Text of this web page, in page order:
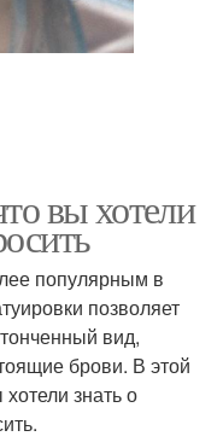
вы хотели
популярным в
позволяет
вид,
брови. В этой
знать о